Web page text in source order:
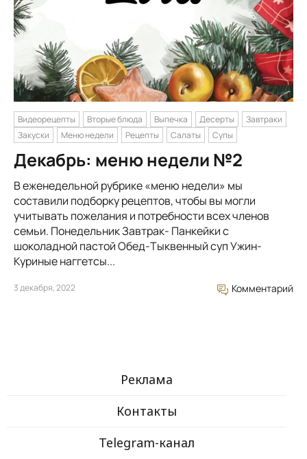
Видеорецепты Вторые блюда Выпечка Десерты
Завтраки
Закуски
Меню недели Рецепты Салаты Супы
Декабрь: меню недели №2
В еженедельной рубрике «меню недели» мы
составили подборку рецептов, чтобы вы могли
учитывать пожелания и потребности всех членов
семьи. Понедельник Завтрак- Панкейки с
шоколадной пастой Обед-Тыквенный суп Ужин-
Куриные наггетсы...
3 декабря, 2022 Комментарий
Реклама
Контакты
Telegram-канал